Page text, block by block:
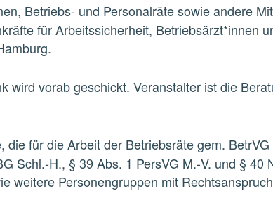
Betriebs- und Personalrätesowie andere
für Arbeitssicherheit, Betriebsärzt*innen
wird vorab geschickt. Veranstalter ist die
die für die Arbeit der Betriebsrätegem.
Schl.-H., § 39 Abs. 1 PersVG M.-V. und § 40
weitere Personengruppen mit